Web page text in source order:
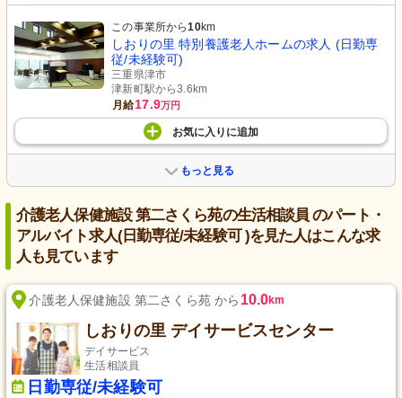
この事業所から10km
しおりの里 特別養護老人ホームの求人 (日勤専
従/未経験可)
三重県津市
津新町駅から3.6km
月給17.9万円
お気に入り に追加
もっと見る
介護老人保健施設 第二さくら苑の生活相談員 のパート・
アルバイト求人(日勤専従/未経験可 )を見た人はこんな求
人も見ています
介護老人保健施設 第二さくら苑 から 10.0km
しおりの里 デイサービスセンター
デイサービス
生活相談員
日勤専従/未経験可